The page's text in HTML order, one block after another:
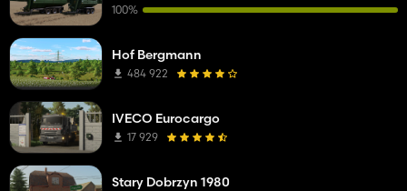
100%
Hof Bergmann
484 922
IVECO Eurocargo
17 929
Stary Dobrzyn 1980